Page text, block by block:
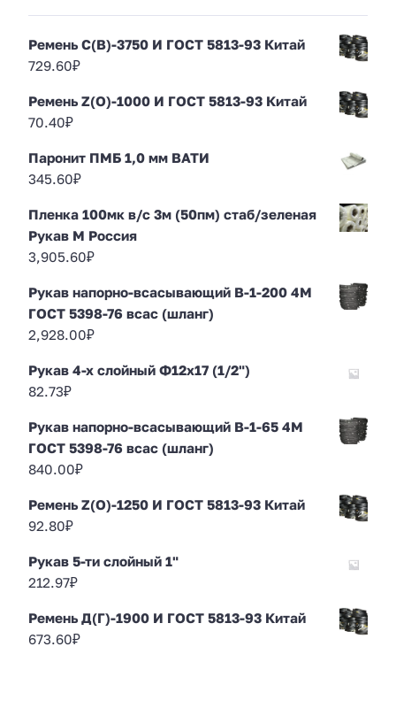
Ремень С(В)-3750 И ГОСТ 5813-93 Китай
729.60₽
Ремень Z(O)-1000 И ГОСТ 5813-93 Китай
70.40₽
Паронит ПМБ 1,0 мм ВАТИ
345.60₽
Пленка 100мк в/с 3м (50пм) стаб/зеленая
Рукав М Россия
3,905.60₽
Рукав напорно-всасывающий В-1-200 4М
ГОСТ 5398-76 всас (шланг)
2,928.00₽
Рукав 4-х слойный Ф12х17 (1/2")
82.73₽
Рукав напорно-всасывающий В-1-65 4М
ГОСТ 5398-76 всас (шланг)
840.00₽
Ремень Z(O)-1250 И ГОСТ 5813-93 Китай
92.80₽
Рукав 5-ти слойный 1"
212.97₽
Ремень Д(Г)-1900 И ГОСТ 5813-93 Китай
673.60₽